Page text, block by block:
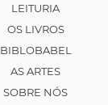
LEITURIA
OS LIVROS
BIBLOBABEL
AS ARTES
SOBRE NÓS